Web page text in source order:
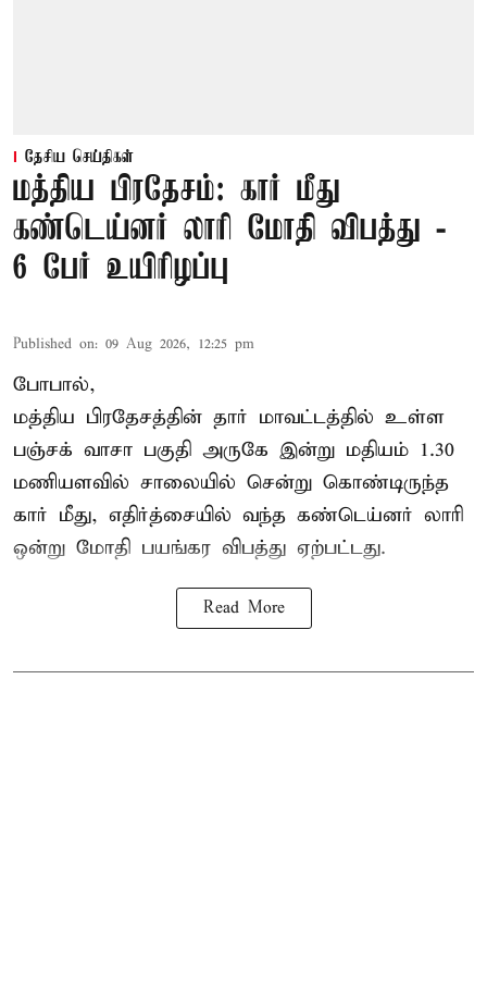
தேசிய செய்திகள்
மத்திய பிரதேசம்: கார் மீது
கண்டெய்னர் லாரி மோதி விபத்து -
6 பேர் உயிரிழப்பு
Published on: 09 Aug 2026, 12:25 pm
போபால்,
மத்திய பிரதேசத்தின் தார் மாவட்டத்தில் உள்ள
பஞ்சக் வாசா பகுதி அருகே இன்று மதியம் 1.30
மணியளவில் சாலையில் சென்று கொண்டிருந்த
கார் மீது, எதிர்த்சையில் வந்த கண்டெய்னர் லாரி
ஒன்று மோதி பயங்கர விபத்து ஏற்பட்டது.
Read More